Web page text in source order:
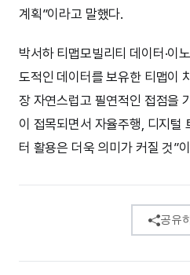
계획”이라고 말했다.
박서하 티맵모빌리티 데이터·이
도적인 데이터를 보유한 티맵이
장 자연스럽고 필연적인 접점을
이 접목되면서 자율주행, 디지털
터 활용은 더욱 의미가 커질 것”
공유